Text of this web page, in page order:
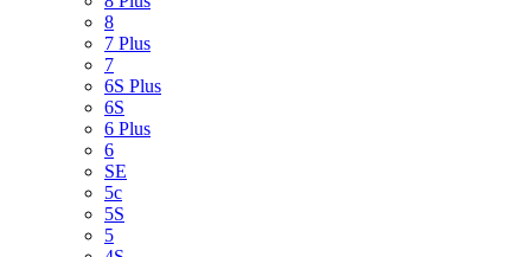
8
7 Plus
7
6S Plus
6S
6 Plus
6
SE
5c
5S
5